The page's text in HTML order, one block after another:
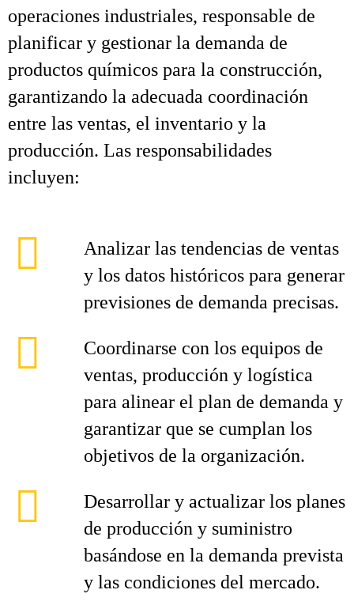
operaciones industriales, responsable de
planificar y gestionar la demanda de
productos químicos para la construcción,
garantizando la adecuada coordinación
entre las ventas, el inventario y la
producción. Las responsabilidades
incluyen:
Analizar las tendencias de ventas
y los datos históricos para generar
previsiones de demanda precisas.
Coordinarse con los equipos de
ventas, producción y logística
para alinear el plan de demanda y
garantizar que se cumplan los
objetivos de la organización.
Desarrollar y actualizar los planes
de producción y suministro
basándose en la demanda prevista
y las condiciones del mercado.